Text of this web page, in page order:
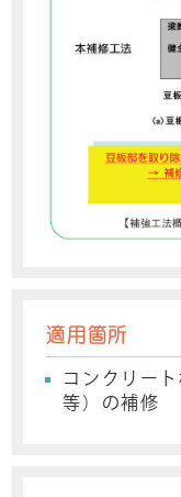
適用箇所
コンクリー
等）の補修